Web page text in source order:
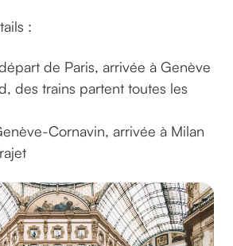
:
de Paris, arrivée à Genève
des trains partent toutes les
Cornavin, arrivée à Milan